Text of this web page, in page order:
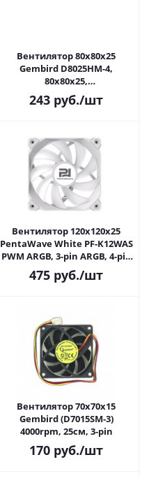
Вентилятор 80x80x25
Gembird D8025HM-4,
80x80x25,
гидродин.подшипник, 4pin,
провод 30см
243 руб./шт
Вентилятор 120x120x25
PentaWave White PF-K12WAS
PWM ARGB, 3-pin ARGB, 4-pin
PWM, 600-1700rpm, 72,6CFM,
29.6dBA, белый
475 руб./шт
Вентилятор 70x70x15
Gembird (D7015SM-3)
4000rpm, 25см, 3-pin
170 руб./шт